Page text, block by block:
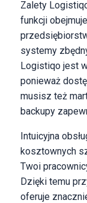
Zalety
funkcji
systemy
Logistiqo jest
ponieważ
musisz też
backupy
Intuicyjna
kosztownych
Twoi
Dzięki temu
oferuje